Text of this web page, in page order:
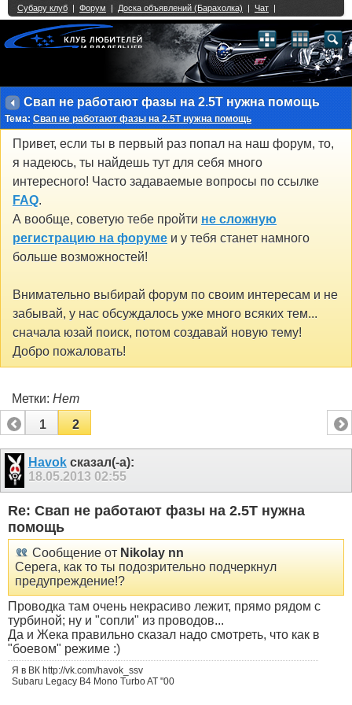
Свап не работают фазы на 2.5Т нужна помощь
Тема: Свап не работают фазы на 2.5Т нужна помощь
Привет, если ты в первый раз попал на наш форум, то,
я надеюсь, ты найдешь тут для себя много
интересного! Часто задаваемые вопросы по ссылке
FAQ.
А вообще, советую тебе пройти не сложную
регистрацию на форуме и у тебя станет намного
больше возможностей!
Внимательно выбирай форум по своим интересам и не
забывай, у нас обсуждалось уже много всяких тем...
сначала юзай поиск, потом создавай новую тему!
Добро пожаловать!
Метки: Нет
1
2
Havokсказал(-а):
18.05.2013 02:55
Re: Свап не работают фазы на 2.5Т нужна
помощь
Сообщение от Nikolay nn
Серега, как то ты подозрительно подчеркнул
предупреждение!?
Проводка там очень некрасиво лежит, прямо рядом с
турбиной; ну и "сопли" из проводов...
Да и Жека правильно сказал надо смотреть, что как в
"боевом" режиме :)
Я в ВК http://vk.com/havok_ssv
Subaru Legacy B4 Mono Turbo AT "00
Single Sign On provided byvBSSO
2 3 4 5 6 7 8 9 10 11 12 13 14 15 16 17 18 21 22 23 24 25 26
27 28 29 30 31 32 33 34 35 36 37 38 39 40 41 42 43